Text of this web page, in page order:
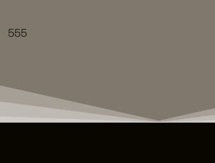
555